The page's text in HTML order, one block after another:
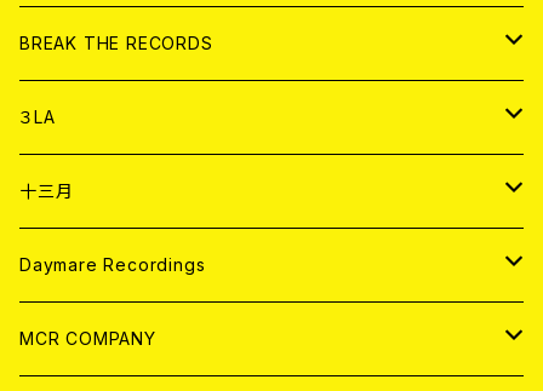
書籍
DIGITAL CONTENTS
アナログ
CD
アナログ
BREAK THE RECORDS
CD
ANALOG
アパレル
３LA
CD
ANALOG
十三月
CD
ANALOG
Daymare Recordings
CD
MCR COMPANY